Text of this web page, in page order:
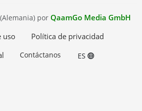
por QaamGo Media GmbH
uso
Política de privacidad
Contáctanos ES